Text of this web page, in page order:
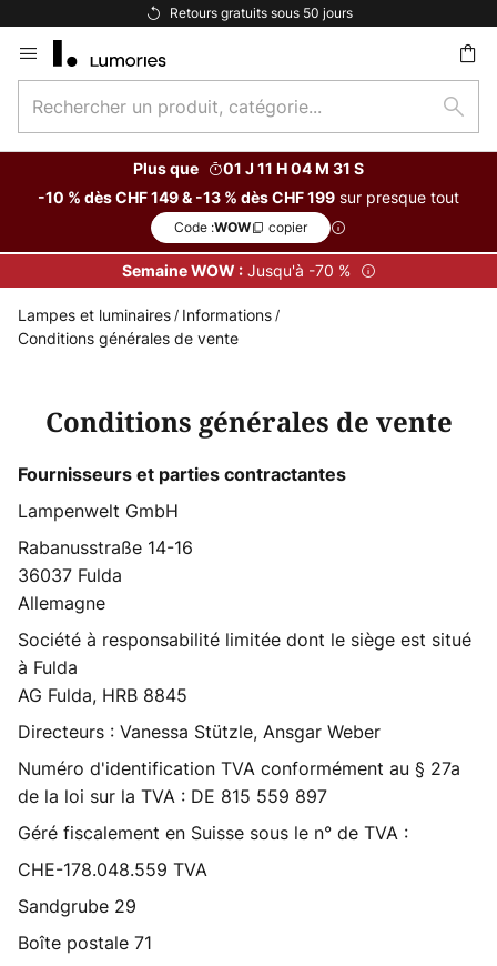
Retours gratuits sous 50 jours
Allez
au
contenu
un
produit,
Plus que
01 J 11 H 04 M 30 S
-10 % dès CHF 149 & -13 % dès CHF 199 sur presque tout
Code :WOW copier
Semaine WOW :Jusqu'à -70 %
Lampes et luminaires Informations
Conditions générales de vente
Conditions générales de vente
Fournisseurs et parties contractantes
Lampenwelt GmbH
Rabanusstraße 14-16
36037 Fulda
Allemagne
Société à responsabilité limitée dont le siège est situé
à Fulda
AG Fulda, HRB 8845
Directeurs : Vanessa Stützle, Ansgar Weber
Numéro d'identification TVA conformément au § 27a
de la loi sur la TVA : DE 815 559 897
Géré fiscalement en Suisse sous le n° de TVA :
CHE-178.048.559 TVA
Sandgrube 29
Boîte postale 71